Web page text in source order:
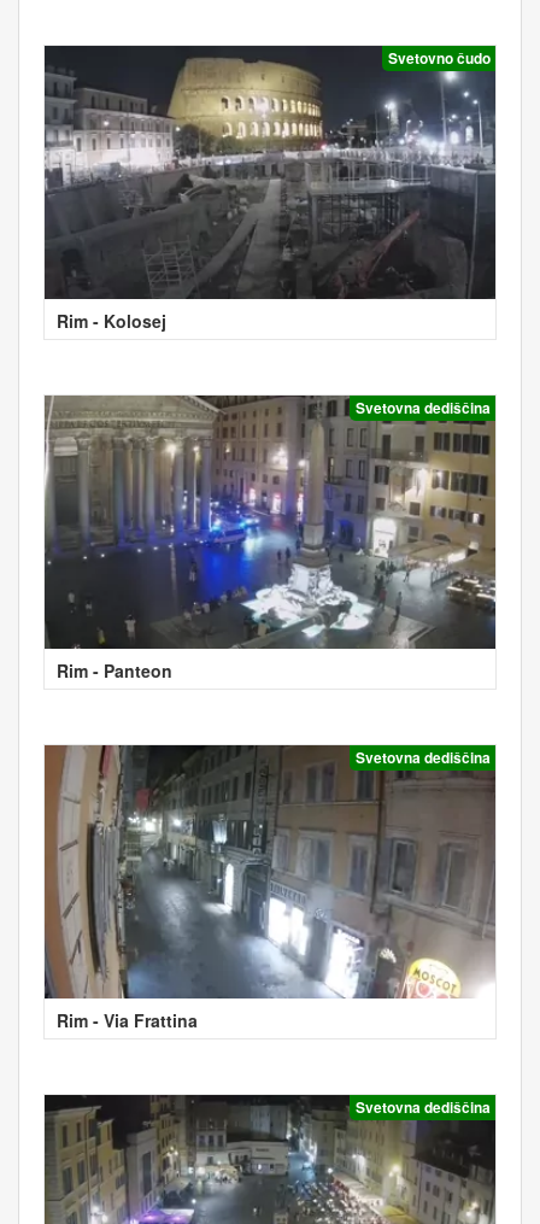
Svetovno čudo
Rim - Kolosej
Svetovna dediščina
Rim - Panteon
Svetovna dediščina
Rim - Via Frattina
Svetovna dediščina